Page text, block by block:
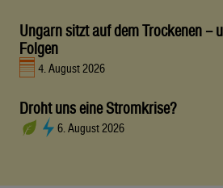
Ungarn sitzt auf dem Trockenen –
Folgen
4. August 2026
Droht uns eine Stromkrise?
6. August 2026